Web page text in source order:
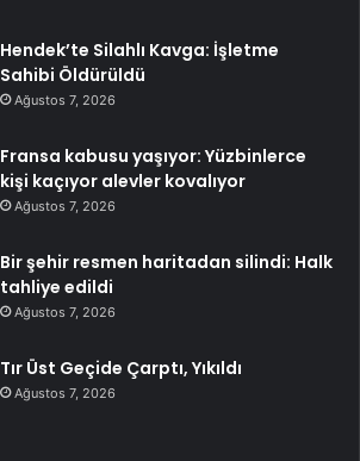
Hendek’te Silahlı Kavga: İşletme
Sahibi Öldürüldü
Ağustos 7, 2026
Fransa kabusu yaşıyor: Yüzbinlerce
kişi kaçıyor alevler kovalıyor
Ağustos 7, 2026
Bir şehir resmen haritadan silindi: Halk
tahliye edildi
Ağustos 7, 2026
Tır Üst Geçide Çarptı, Yıkıldı
Ağustos 7, 2026